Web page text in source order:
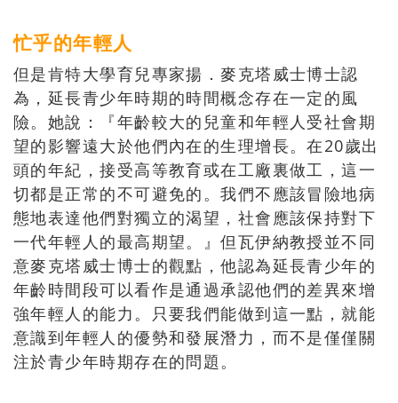
忙乎的年輕人
但是肯特大學育兒專家揚．麥克塔威士博士認
為，延長青少年時期的時間概念存在一定的風
險。她說：『年齡較大的兒童和年輕人受社會期
望的影響遠大於他們內在的生理增長。在20歲出
頭的年紀，接受高等教育或在工廠裏做工，這一
切都是正常的不可避免的。我們不應該冒險地病
態地表達他們對獨立的渴望，社會應該保持對下
一代年輕人的最高期望。』但瓦伊納教授並不同
意麥克塔威士博士的觀點，他認為延長青少年的
年齡時間段可以看作是通過承認他們的差異來增
強年輕人的能力。只要我們能做到這一點，就能
意識到年輕人的優勢和發展潛力，而不是僅僅關
注於青少年時期存在的問題。